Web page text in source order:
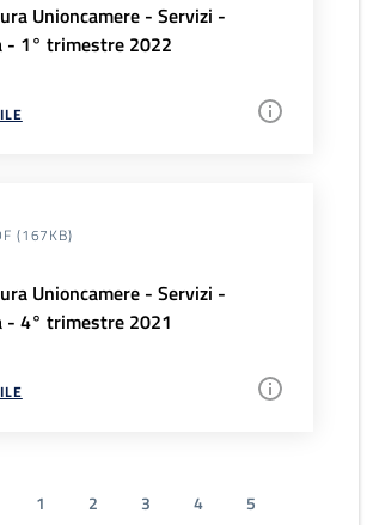
Unioncamere - Servizi -
- 1° trimestre 2022
(167KB)
Unioncamere - Servizi -
- 4° trimestre 2021
1 2 3 4
5